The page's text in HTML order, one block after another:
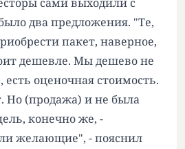
два предложения. "Те,
пакет, наверное,
дешевле. Мы дешево не
оценочная стоимость.
Но (продажа) и не была
конечно же, -
желающие", - пояснил